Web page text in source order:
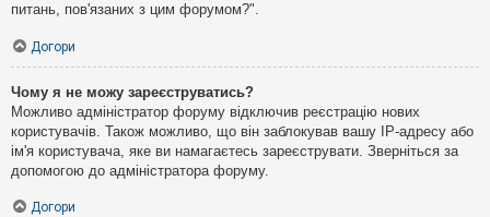
питань, пов'язаних з цим форумом?".
Догори
Чому я не можу зареєструватись?
Можливо адміністратор форуму відключив реєстрацію нових
користувачів. Також можливо, що він заблокував вашу IP-адресу або
ім'я користувача, яке ви намагаєтесь зареєструвати. Зверніться за
допомогою до адміністратора форуму.
Догори